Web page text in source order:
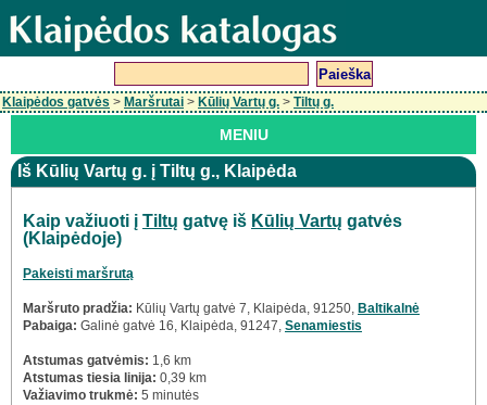
Klaipėdos gatvės > Maršrutai > Kūlių Vartų g. > Tiltų g.
MENIU
Iš Kūlių Vartų g. į Tiltų g., Klaipėda
Kaip važiuoti į Tiltų gatvę iš Kūlių Vartų gatvės
(Klaipėdoje)
Pakeisti maršrutą
Maršruto pradžia: Kūlių Vartų gatvė 7, Klaipėda, 91250, Baltikalnė
Pabaiga: Galinė gatvė 16, Klaipėda, 91247, Senamiestis
Atstumas gatvėmis: 1,6 km
Atstumas tiesia linija: 0,39 km
Važiavimo trukmė: 5 minutės